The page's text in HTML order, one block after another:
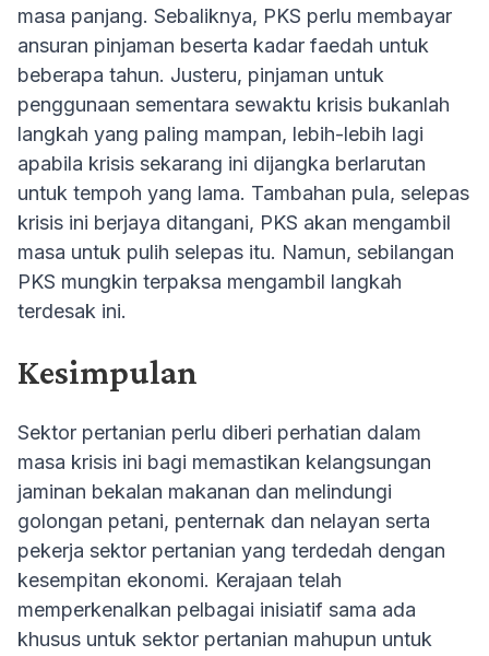
masa panjang. Sebaliknya, PKS perlu membayar
ansuran pinjaman beserta kadar faedah untuk
beberapa tahun. Justeru, pinjaman untuk
penggunaan sementara sewaktu krisis bukanlah
langkah yang paling mampan, lebih-lebih lagi
apabila krisis sekarang ini dijangka berlarutan
untuk tempoh yang lama. Tambahan pula, selepas
krisis ini berjaya ditangani, PKS akan mengambil
masa untuk pulih selepas itu. Namun, sebilangan
PKS mungkin terpaksa mengambil langkah
terdesak ini.
Kesimpulan
Sektor pertanian perlu diberi perhatian dalam
masa krisis ini bagi memastikan kelangsungan
jaminan bekalan makanan dan melindungi
golongan petani, penternak dan nelayan serta
pekerja sektor pertanian yang terdedah dengan
kesempitan ekonomi. Kerajaan telah
memperkenalkan pelbagai inisiatif sama ada
khusus untuk sektor pertanian mahupun untuk